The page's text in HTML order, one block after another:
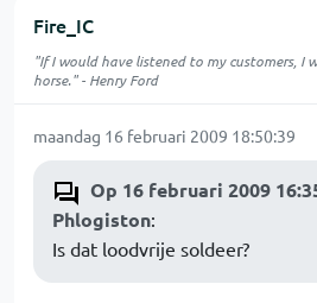
Fire_IC
"If I would have listened to my customers, I
horse." - Henry Ford
maandag 16 februari 2009 18:50:39
Op 16 februari 2009
Phlogiston:
Is dat loodvrije soldeer?